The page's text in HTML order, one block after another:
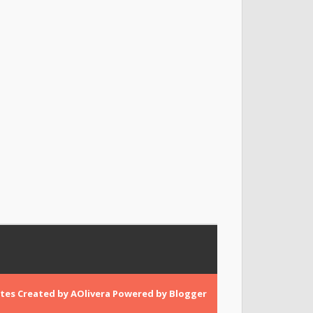
Created byAOlivera Powered by Blogger